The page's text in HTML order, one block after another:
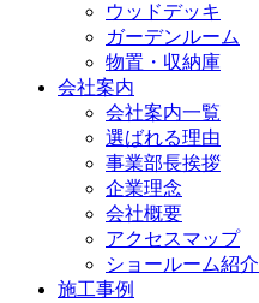
ウッドデッキ
ガーデンルーム
物置・収納庫
会社案内
会社案内一覧
選ばれる理由
事業部長挨拶
企業理念
会社概要
アクセスマップ
ショールーム紹介
施工事例